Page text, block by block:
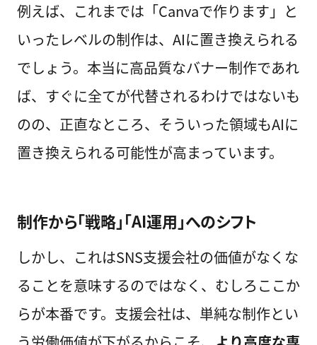
例えば、これまでは「Canvaで作ります」と
いったレベルの制作は、AIに置き換えられる
でしょう。本当に高品質なバナー制作であれ
ば、すぐに全てが代替されるわけではないも
のの、正直なところ、そういった領域もAIに
置き換えられる可能性が高まっています。
制作から「戦略」「AI運用」へのシフト
しかし、これはSNS支援会社の価値がなくな
ることを意味するのではなく、むしろここか
らが本番です。支援会社は、単純な制作とい